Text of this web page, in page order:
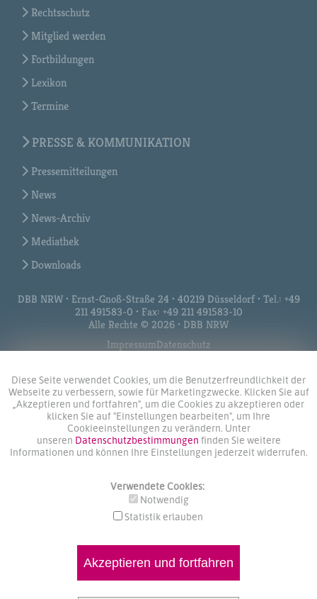
Diese Seite verwendet Cookies, um die Benutzerfreundlichkeit der
Webseite zu verbessern, sowie für Marketingzwecke. Klicken Sie auf
„Akzeptieren und fortfahren", um die Cookies zu akzeptieren oder
klicken Sie auf "Einstellungen bearbeiten", um Ihre
Cookieeinstellungen zu verändern. Unter
unseren Datenschutzbestimmungen finden Sie weitere
Informationen und können Ihre Einstellungen jederzeit widerrufen.
Verwendete Cookies:
Notwendig
Statistik erlauben
Akzeptieren und fortfahren
Rechtsschutz
Mitglied werden
Fortbildungen
Lexikon
Termine
PRESSE & KOMMUNIKATION
Pressemitteilungen
News
News-Archiv
Mediathek
Downloads
DBB NRW • Ernst-Gnoß-Straße 24 • 40219 Düsseldorf • Tel.: +49
211 491583-0 • Fax: +49 211 491583-10
Alle Rechte © 2026 • DBB NRW
ImpressumDatenschutz